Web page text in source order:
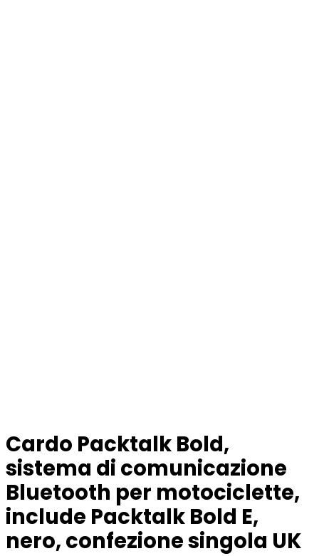
Cardo Packtalk Bold,
sistema di comunicazione
Bluetooth per motociclette,
include Packtalk Bold E,
nero, confezione singola UK